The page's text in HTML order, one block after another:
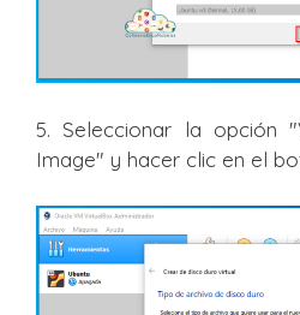
5. Seleccionar la opción
Image" y hacer clic en el